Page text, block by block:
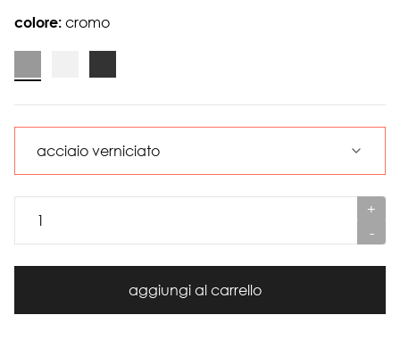
colore: cromo
+
-
aggiungi al carrello